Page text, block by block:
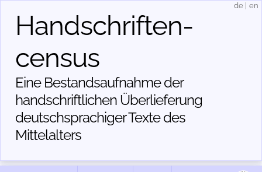
Handschriften­
census
Eine Bestandsaufnahme der
handschriftlichen Über­lieferung
deutschsprachiger Texte des
Mittelalters
de en